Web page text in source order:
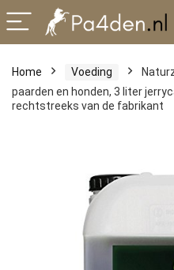
Home Voeding
paarden en honden, 3 liter
rechtstreeks van de fabrikant